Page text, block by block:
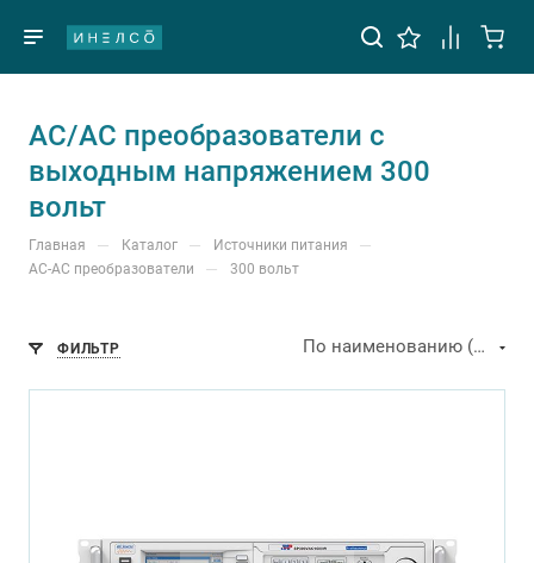
АС/АС преобразователи с
выходным напряжением 300
вольт
Главная — Каталог — Источники питания —
АС-АС преобразователи — 300 вольт
ФИЛЬТР По наименованию (А-Я)